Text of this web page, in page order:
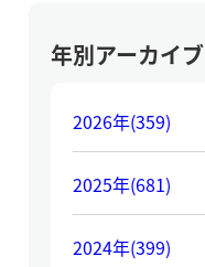
年別アーカイブ
2026年(359)
2025年(681)
2024年(399)